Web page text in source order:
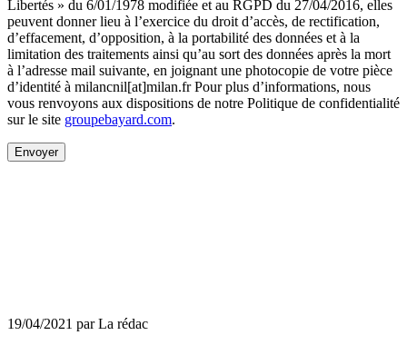
Libertés » du 6/01/1978 modifiée et au RGPD du 27/04/2016, elles
peuvent donner lieu à l’exercice du droit d’accès, de rectification,
d’effacement, d’opposition, à la portabilité des données et à la
limitation des traitements ainsi qu’au sort des données après la mort
à l’adresse mail suivante, en joignant une photocopie de votre pièce
d’identité à milancnil[at]milan.fr Pour plus d’informations, nous
vous renvoyons aux dispositions de notre Politique de confidentialité
sur le site groupebayard.com.
Envoyer
19/04/2021 par La rédac